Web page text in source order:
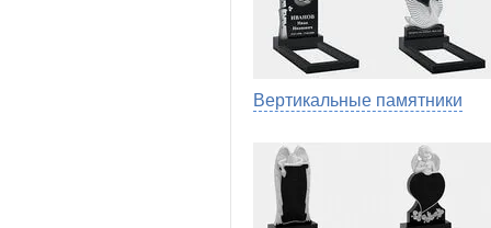
Вертикальные памятники